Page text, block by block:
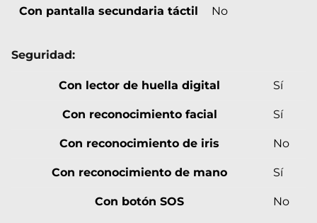
Con pantalla secundaria táctil No
Seguridad:
Con lector de huella digital Sí
Con reconocimiento facial Sí
Con reconocimiento de iris No
Con reconocimiento de mano Sí
Con botón SOS No